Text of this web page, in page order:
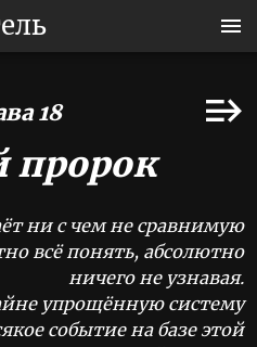
18
ни с чем не сравнимую
всё понять, абсолютно
ничего не узнавая.
упрощённую систему
событие на базе этой